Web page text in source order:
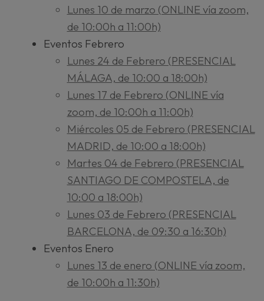
Lunes 10 de marzo (ONLINE vía zoom,
de 10:00h a 11:00h)
Eventos Febrero
Lunes 24 de Febrero (PRESENCIAL
MÁLAGA, de 10:00 a 18:00h)
Lunes 17 de Febrero (ONLINE vía
zoom, de 10:00h a 11:00h)
Miércoles 05 de Febrero (PRESENCIAL
MADRID, de 10:00 a 18:00h)
Martes 04 de Febrero (PRESENCIAL
SANTIAGO DE COMPOSTELA, de
10:00 a 18:00h)
Lunes 03 de Febrero (PRESENCIAL
BARCELONA, de 09:30 a 16:30h)
Eventos Enero
Lunes 13 de enero (ONLINE vía zoom,
de 10:00h a 11:30h)